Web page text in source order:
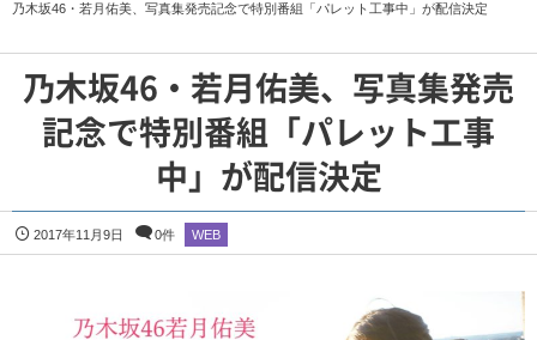
乃木坂46・若月佑美、写真集発売記念で特別番組「パレット工事中」が配信決定
乃木坂46・若月佑美、写真集発売
記念で特別番組「パレット工事
中」が配信決定
2017年11月9日 0件 WEB